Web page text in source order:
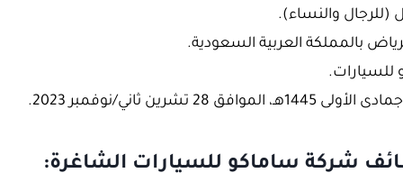
والنساء).
بالمملكة العربية السعودية.
للسيارات.
شركة ساماكو للسيارات الشاغرة: